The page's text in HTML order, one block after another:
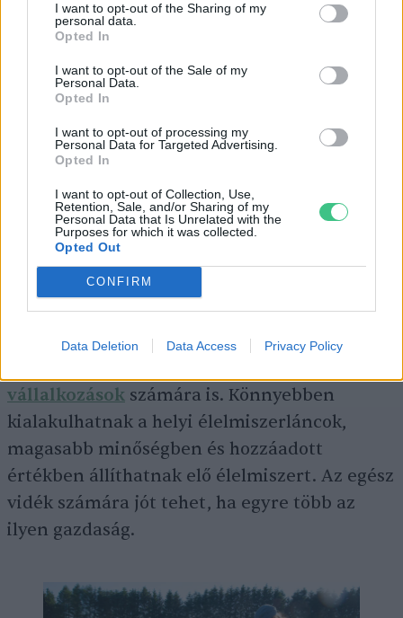
I want to opt-out of the Sharing of my
personal data.
Opted In
I want to opt-out of the Sale of my
Personal Data.
Opted In
I want to opt-out of processing my
Personal Data for Targeted Advertising.
Opted In
I want to opt-out of Collection, Use,
Retention, Sale, and/or Sharing of my
Personal Data that Is Unrelated with the
Purposes for which it was collected.
Opted Out
CONFIRM
Data Deletion Data Access Privacy Policy
területek nemcsak élelmiszer-termelő helyek,
hanem élőhelyek is, amelyekre egyébként
óriási szükségünk van a termelésben.
Az ökológiai gazdálkodás támogatja a beporzó
rovarokat, a madárfajokat, a talajlakó
élőlényeket és a természetes ökológiai
kapcsolatokat. Mindez pedig egy egészen
más, új minőséget hoz magával.
Végül az ökológiai gazdálkodás társadalmi
jelentőségét is számba kell vennünk, hiszen
vállalkozások számára is. Könnyebben
kialakulhatnak a helyi élelmiszerláncok,
magasabb minőségben és hozzáadott
értékben állíthatnak elő élelmiszert. Az egész
vidék számára jót tehet, ha egyre több az
ilyen gazdaság.